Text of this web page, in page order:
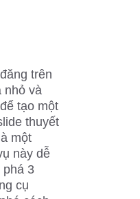
trên
nhỏ và
tạo một
thuyết
một
này dễ
phá 3
cụ